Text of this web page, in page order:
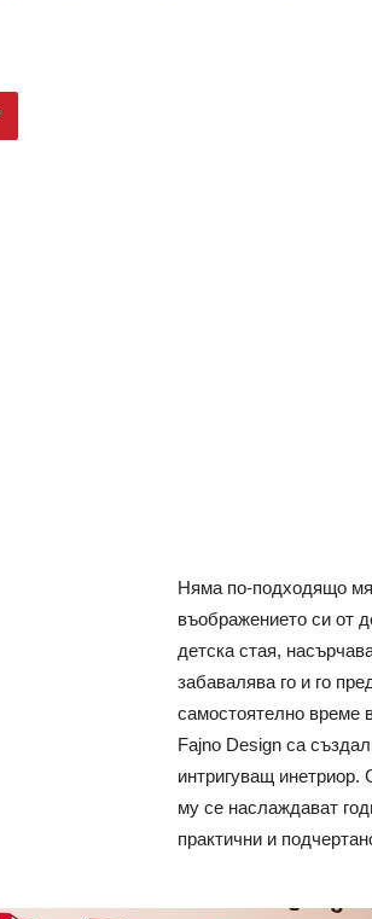
Няма по-подходящо
въображението си от
детска стая,
забавалява го и го
самостоятелно време
Fajno Design са
интригуващ инетриор.
му се наслаждават
практични и